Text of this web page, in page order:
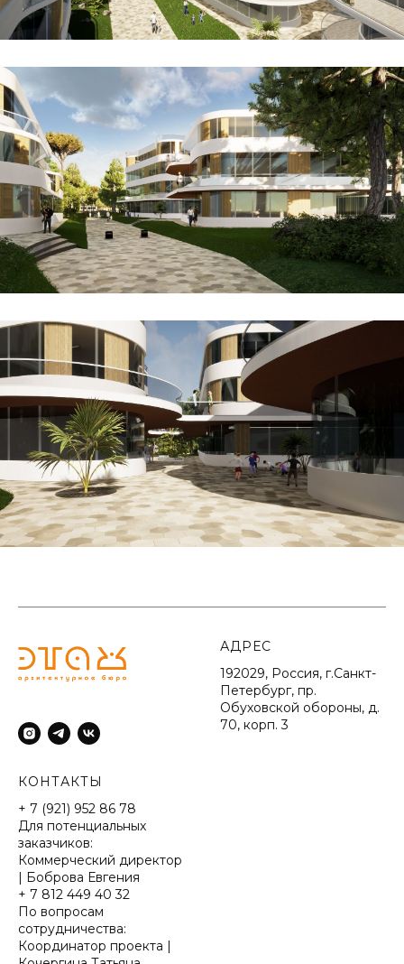
АДРЕС
192029, Россия, г.Санкт-
Петербург, пр.
Обуховской обороны, д.
70, корп. 3
КОНТАКТЫ
+ 7 (921) 952 86 78
Для потенциальных
заказчиков:
Коммерческий директор
| Боброва Евгения
+ 7 812 449 40 32
По вопросам
сотрудничества:
Координатор проекта |